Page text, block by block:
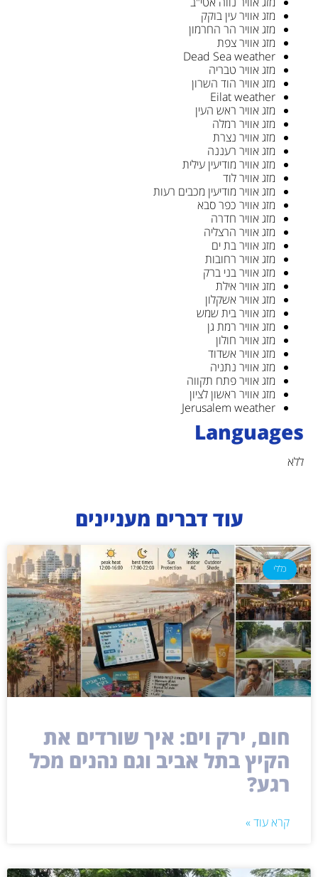
מזג אוויר עין בוקק
מזג אוויר הר החרמון
מזג אוויר צפת
Dead Sea weather
מזג אוויר טבריה
מזג אוויר הוד השרון
Eilat weather
מזג אוויר ראש העין
מזג אוויר רמלה
מזג אוויר נצרת
מזג אוויר רעננה
מזג אוויר מודיעין עילית
מזג אוויר לוד
מזג אוויר מודיעין מכבים רעות
מזג אוויר כפר סבא
מזג אוויר חדרה
מזג אוויר הרצליה
מזג אוויר בת ים
מזג אוויר רחובות
מזג אוויר בני ברק
מזג אוויר אילת
מזג אוויר אשקלון
מזג אוויר בית שמש
מזג אוויר רמת גן
מזג אוויר חולון
מזג אוויר אשדוד
מזג אוויר נתניה
מזג אוויר פתח תקווה
מזג אוויר ראשון לציון
Jerusalem weather
Languages
ללא
עוד דברים מעניינים
כללי
חום, ירק וים: איך שורדים את
הקיץ בתל אביב וגם נהנים מכל
רגע?
קרא עוד »